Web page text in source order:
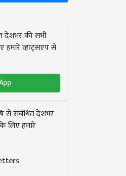
देशभर की सभी
व्हाट्सएप से
से संबंधित देशभर
लिए हमारे